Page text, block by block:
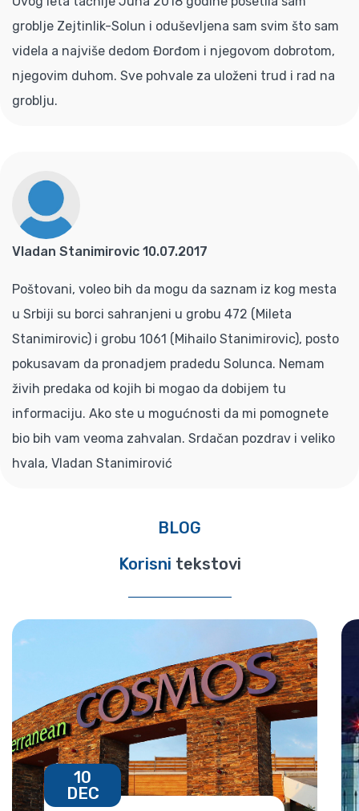
groblje Zejtinlik-Solun i oduševljena sam svim što sam
videla a najviše dedom Đorđom i njegovom dobrotom,
njegovim duhom. Sve pohvale za uloženi trud i rad na
groblju.
Vladan Stanimirovic 10.07.2017
Poštovani, voleo bih da mogu da saznam iz kog mesta
u Srbiji su borci sahranjeni u grobu 472 (Mileta
Stanimirovic) i grobu 1061 (Mihailo Stanimirovic), posto
pokusavam da pronadjem pradedu Solunca. Nemam
živih predaka od kojih bi mogao da dobijem tu
informaciju. Ako ste u mogućnosti da mi pomognete
bio bih vam veoma zahvalan. Srdačan pozdrav i veliko
hvala, Vladan Stanimirović
BLOG
Korisni tekstovi
10
DEC